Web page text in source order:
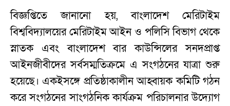
বিজ্ঞপ্তিতে জানানো হয়, বাংলাদেশ মেরিটাইম
বিশ্ববিদ্যালয়ের মেরিটাইম আইন ও পলিসি বিভাগ থেকে
স্নাতক এবং বাংলাদেশ বার কাউন্সিলের সনদপ্রাপ্ত
আইনজীবীদের সর্বসম্মতিক্রমে এ সংগঠনের যাত্রা শুরু
হয়েছে। একইসঙ্গে প্রতিষ্ঠাকালীন আহ্বায়ক কমিটি গঠন
করে সংগঠনের সাংগঠনিক কার্যক্রম পরিচালনার উদ্যোগ